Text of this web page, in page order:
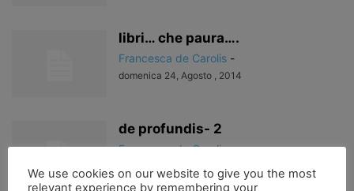
libri… che paura….
Francesca de Carolis -
domenica 24, Agosto , 2014
de profundis- 2
Francesca de Carolis -
venerdì 22, Agosto , 2014
We use cookies on our website to give you the most
relevant experience by remembering your